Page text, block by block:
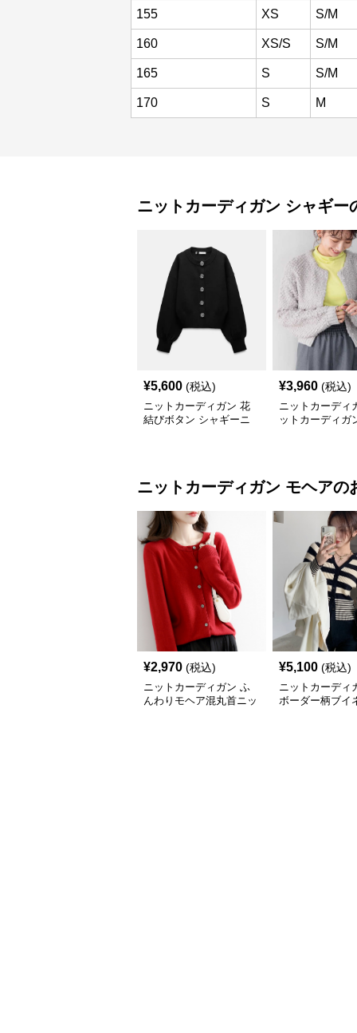
155 XS S/M
160 XS/S S/M
165 S S/M
170 S M
ニットカーディガン シャギー
¥5,600 (税込)
ニットカーディガン 花
結びボタン シャギーニ
¥3,960 (税込)
ニットカーディ
ットカーディガ
ニットカーディガン モヘアの
¥2,970 (税込)
ニットカーディガン ふ
んわりモヘア混丸首ニッ
¥5,100 (税込)
ニットカーディ
ボーダー柄ブイ